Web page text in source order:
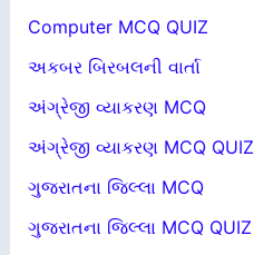
Computer MCQ QUIZ
અકબર બિરબલની વાર્તા
અંગ્રેજી વ્યાકરણ MCQ
અંગ્રેજી વ્યાકરણ MCQ QUIZ
ગુજરાતના જિલ્લા MCQ
ગુજરાતના જિલ્લા MCQ QUIZ